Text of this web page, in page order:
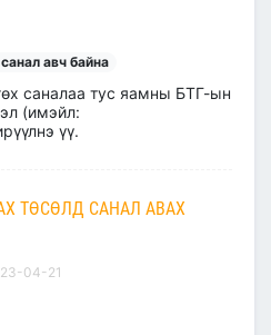
авч байна
саналaa тус яамны БТГ-ын
(имэйл:
үү.
ТӨСӨЛД САНАЛ АВАХ
04-21